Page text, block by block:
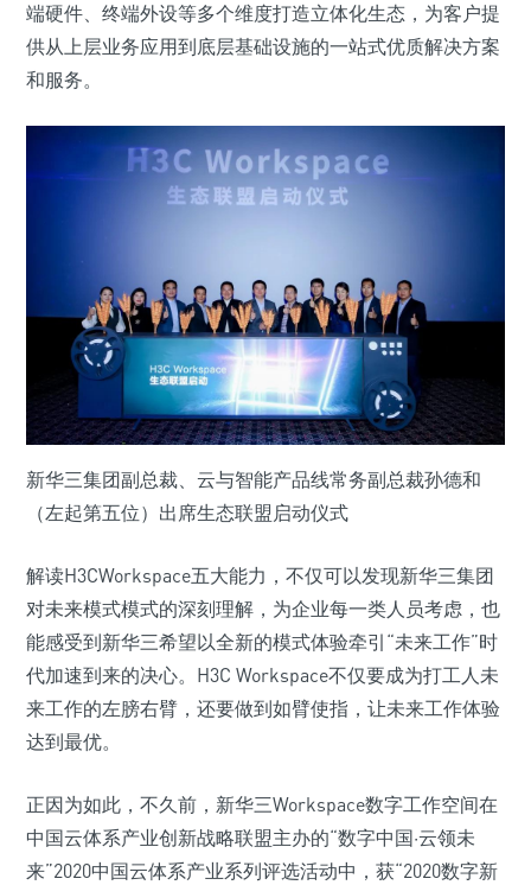
端硬件、终端外设等多个维度打造立体化生态，为客户提
供从上层业务应用到底层基础设施的一站式优质解决方案
和服务。
新华三集团副总裁、云与智能产品线常务副总裁孙德和
（左起第五位）出席生态联盟启动仪式
解读H3CWorkspace五大能力，不仅可以发现新华三集团
对未来模式模式的深刻理解，为企业每一类人员考虑，也
能感受到新华三希望以全新的模式体验牵引“未来工作”时
代加速到来的决心。H3C Workspace不仅要成为打工人未
来工作的左膀右臂，还要做到如臂使指，让未来工作体验
达到最优。
正因为如此，不久前，新华三Workspace数字工作空间在
中国云体系产业创新战略联盟主办的“数字中国·云领未
来”2020中国云体系产业系列评选活动中，获“2020数字新